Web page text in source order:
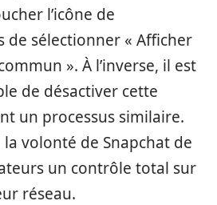
l’icône de
de sélectionner « Afficher
». À l’inverse, il est
de désactiver cette
un processus similaire.
volonté de Snapchat de
un contrôle total sur
réseau.